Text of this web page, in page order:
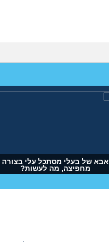
אבא של בעלי מסתכל עלי בצורה
מחפיצה, מה לעשות?